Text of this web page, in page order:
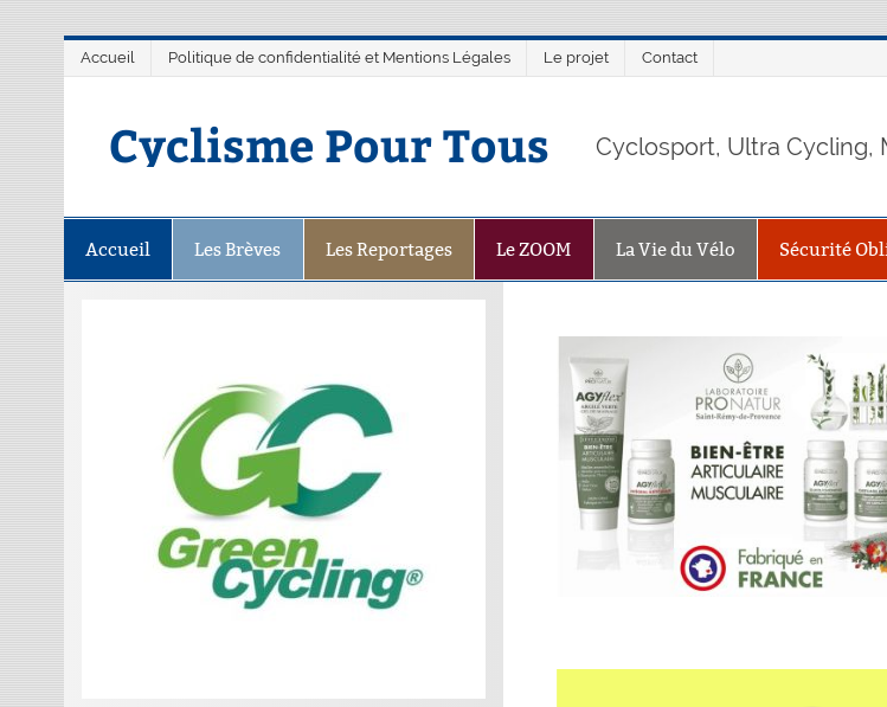
Accueil Politique de confidentialité et Mentions Légales Le projet Contact
Cyclisme Pour Tous Cyclosport, Ultra Cycling,
Accueil Les Brèves Les Reportages Le ZOOM La Vie du Vélo Sécurité